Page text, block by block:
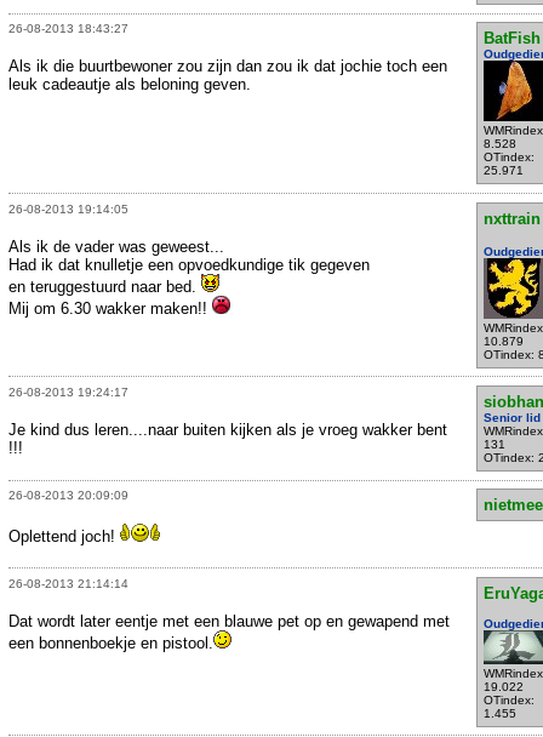
26-08-2013 18:43:27
BatFish
8.528
OTindex:
25.971
Als ik die buurtbewoner zou zijn dan zou ik dat jochie toch een
leuk cadeautje als beloning geven.
26-08-2013 19:14:05
nxttrain
10.879
OTindex:
Als ik de vader was geweest...
Had ik dat knulletje een opvoedkundige tik gegeven
en teruggestuurd naar bed.
Mij om 6.30 wakker maken!!
26-08-2013 19:24:17
siobhan
Senior lid
131
OTindex:
Je kind dus leren....naar buiten kijken als je vroeg wakker bent
!!!
26-08-2013 20:09:09
Oplettend joch!
26-08-2013 21:14:14
19.022
OTindex:
1.455
Dat wordt later eentje met een blauwe pet op en gewapend met
een bonnenboekje en pistool.